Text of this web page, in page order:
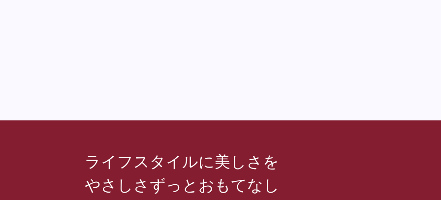
ライフスタイルに美しさを
やさしさずっとおもてなし